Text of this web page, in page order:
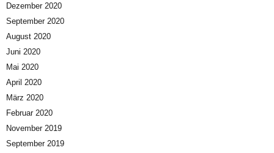
Dezember 2020
September 2020
August 2020
Juni 2020
Mai 2020
April 2020
März 2020
Februar 2020
November 2019
September 2019